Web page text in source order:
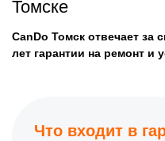
Томске
CanDo Томск отвечает за
лет гарантии на ремонт и
Что входит в